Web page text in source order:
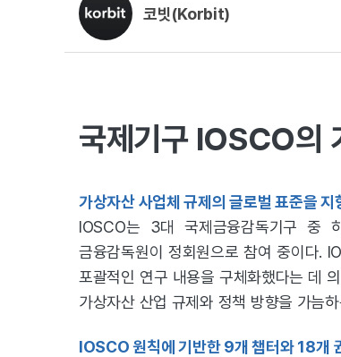
코빗(Korbit)
국제기구 IOSCO의
가상자산 사업체 규제의 글로벌 표준을 지
IOSCO는 3대 국제금융감독기구 중
금융감독원이 정회원으로 참여 중이다.
포괄적인 연구 내용을 구체화했다는 데
가상자산 산업 규제와 정책 방향을 가늠
IOSCO 원칙에 기반한 9개 챕터와 18개